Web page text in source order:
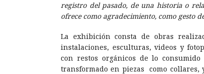
registro del pasado, de una historia o
ofrece como agradecimiento, como gesto
La exhibición consta de obras
instalaciones, esculturas, videos y
con restos orgánicos de lo
transformado en piezas como